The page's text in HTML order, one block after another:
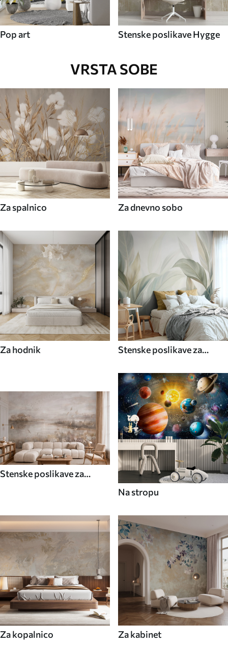
Pop art Stenske poslikave Hygge
VRSTA SOBE
Za spalnico Za dnevno sobo
Za hodnik
Stenske poslikave za
Stenske poslikave za
Na stropu
Za kopalnico Za kabinet